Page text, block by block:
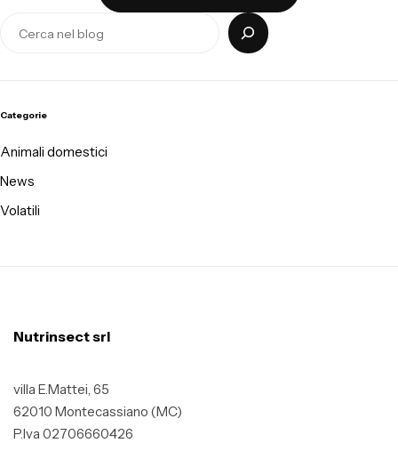
Categorie
Animali domestici
News
Volatili
Nutrinsect srl
villa E.Mattei, 65
62010 Montecassiano (MC)
P.Iva 02706660426